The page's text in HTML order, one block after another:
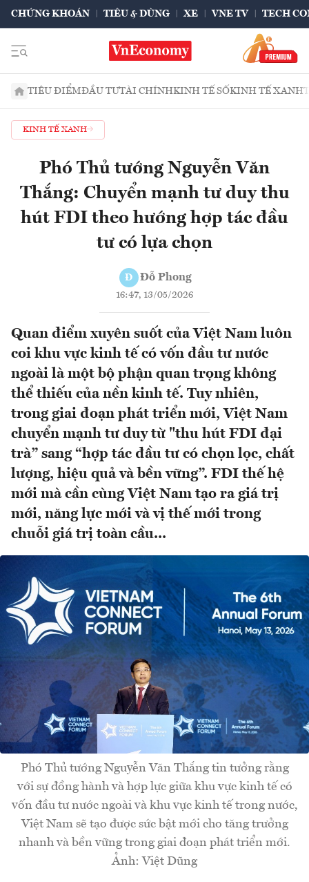
CHỨNG KHOÁN TIÊU & DÙNG XE VNE TV TECH
TIÊU ĐIỂMĐẦU TƯTÀI CHÍNHKINH TẾ SỐKINH TẾ XANH
KINH TẾ XANH
Phó Thủ tướng Nguyễn Văn
Thắng: Chuyển mạnh tư duy thu
hút FDI theo hướng hợp tác đầu
tư có lựa chọn
Đ Đỗ Phong
16:47, 13/05/2026
Quan điểm xuyên suốt của Việt Nam luôn
coi khu vực kinh tế có vốn đầu tư nước
ngoài là một bộ phận quan trọng không
thể thiếu của nền kinh tế. Tuy nhiên,
trong giai đoạn phát triển mới, Việt Nam
chuyển mạnh tư duy từ "thu hút FDI đại
trà” sang “hợp tác đầu tư có chọn lọc, chất
lượng, hiệu quả và bền vững”. FDI thế hệ
mới mà cần cùng Việt Nam tạo ra giá trị
mới, năng lực mới và vị thế mới trong
chuỗi giá trị toàn cầu...
Phó Thủ tướng Nguyễn Văn Thắng tin tưởng rằng
với sự đồng hành và hợp lực giữa khu vực kinh tế có
vốn đầu tư nước ngoài và khu vực kinh tế trong nước,
Việt Nam sẽ tạo được sức bật mới cho tăng trưởng
nhanh và bền vững trong giai đoạn phát triển mới.
Ảnh: Việt Dũng